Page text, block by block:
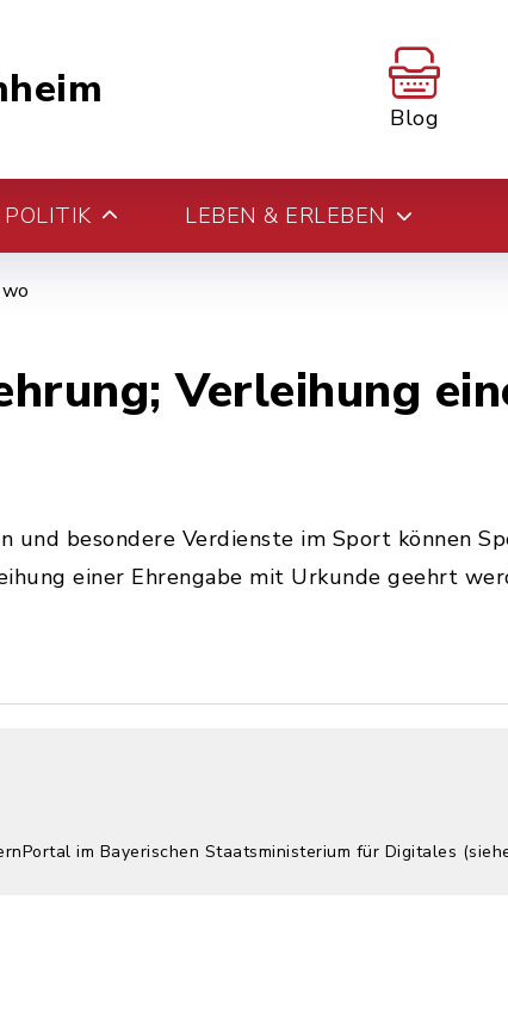
Blog
POLITIK LEBEN & ERLEBEN
Verleihung
und besondere Verdienste im Sport können
einer Ehrengabe mit Urkunde geehrt
im Bayerischen Staatsministerium für Digitales